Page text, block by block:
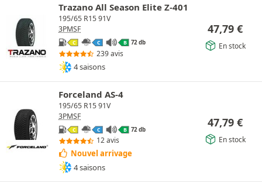
Trazano All Season Elite Z-401
195/65 R15 91V
3PMSF
C C B 72 db
239 avis
4 saisons
47,79 €
En stock
Forceland AS-4
195/65 R15 91V
3PMSF
C C B 72 db
12 avis
Nouvel arrivage
4 saisons
47,79 €
En stock